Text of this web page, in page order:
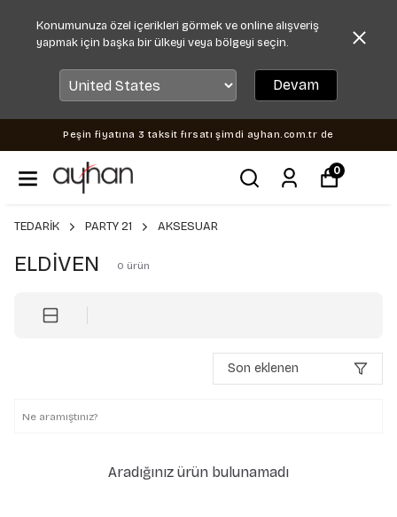
Konumunuza özel içerikleri görmek ve online alışveriş
yapmak için başka bir ülkeyi veya bölgeyi seçin.
Devam
Peşin fiyatına 3 taksit fırsatı şimdi ayhan.com.tr de
0
TEDARİK PARTY 21 AKSESUAR
ELDİVEN 0 ürün
Son eklenen
Aradığınız ürün bulunamadı